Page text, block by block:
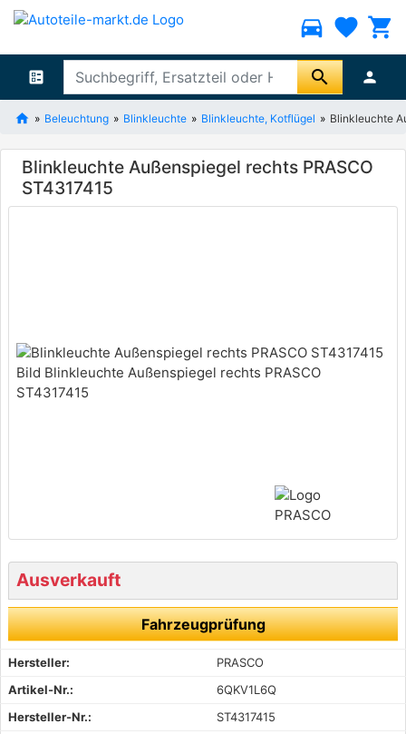
directions_car favorite shopping_cart
ballot search person
Beleuchtung Blinkleuchte Blinkleuchte, Kotflügel Blinkleuchte
Blinkleuchte Außenspiegel rechts PRASCO
ST4317415
Ausverkauft
Fahrzeugprüfung
Hersteller:
PRASCO
Artikel-Nr.:
6QKV1L6Q
Hersteller-Nr.:
ST4317415